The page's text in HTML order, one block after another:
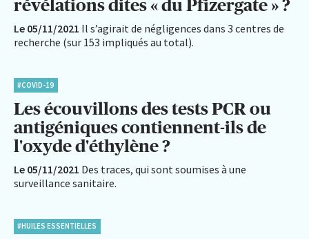
révélations dites « du Pfizergate » ?
Le 05/11/2021 Il s’agirait de négligences dans 3 centres de
recherche (sur 153 impliqués au total).
#COVID-19
Les écouvillons des tests PCR ou
antigéniques contiennent-ils de
l'oxyde d'éthylène ?
Le 05/11/2021 Des traces, qui sont soumises à une
surveillance sanitaire.
#HUILES ESSENTIELLES